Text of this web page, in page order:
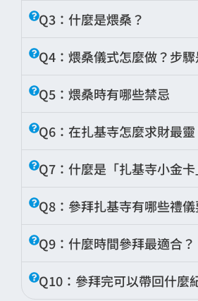
祈願者能得財運與庇佑。
A：因為主祀的女財神扎基拉姆
分明」的守財神，只要心誠，
利、財源滾滾。每逢週三更被
驗」的日子。
Q3：什麼是煨桑？
A：煨桑是藏族古老的祈福儀式
化、以香獻供。人們燃燒杜松
物，透過升起的煙霧祈求福氣
Q4：煨桑儀式怎麼做？步驟
A：1. 點燃柏枝與藏香。
2. 灑入糌粑或香粉。
3. 用柏枝蘸清水揮三次。
4. 雙手合十祈願財運、平安與健
煙越白、升得越高，象徵願望越
Q5：煨桑時有哪些禁忌
A：不可使用辛辣、帶刺、或腐
氣需保持純淨，因為被視為與
梁。
Q6：在扎基寺怎麼求財最靈
A：建議早上6:00–8:00前往，
晨。準備白酒、哈達、藏香與
上香、奉酒、叩拜並順時針繞
驗。
Q7：什麼是「扎基寺小金卡
A：「小金卡」是扎基寺最受歡
紀念品，上印女財神像與祈福
守運。攜帶於錢包或放於收銀
財、保平安。
Q8：參拜扎基寺有哪些禮儀
A：主殿內禁止拍照；行走請順
殿前脫帽；衣著避免過於暴露
重，誠心最重要。
Q9：什麼時間參拜最適合？
A：週三清晨被視為「財神日」
避開人潮，平日早晨前往也能
Q10：參拜完可以帶回什麼